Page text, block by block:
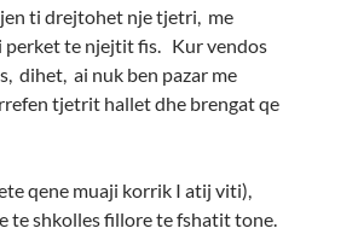
ti drejtohet nje tjetri, me
perket te njejtit fis. Kur vendos
dihet, ai nuk ben pazar me
tjetrit hallet dhe brengat qe
qene muaji korrik I atij viti),
te shkolles fillore te fshatit tone.